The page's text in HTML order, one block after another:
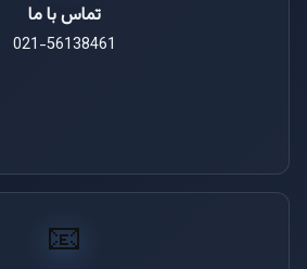
تماس با ما
021-56138461
📧